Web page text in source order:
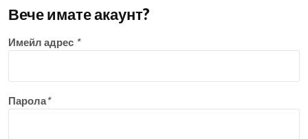
Вече имате акаунт?
Имейл адрес *
Парола*